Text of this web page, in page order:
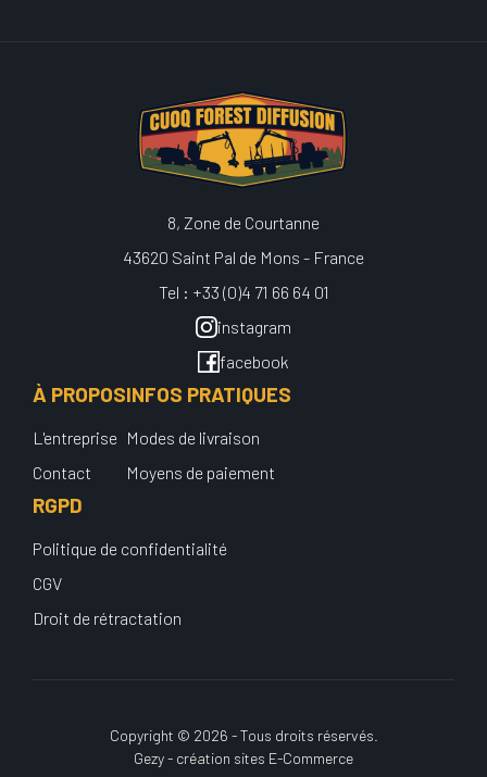
8, Zone de Courtanne
43620 Saint Pal de Mons - France
Tel : +33 (0)4 71 66 64 01
instagram
facebook
À PROPOS
L'entreprise
Contact
INFOS PRATIQUES
Modes de livraison
Moyens de paiement
RGPD
Politique de confidentialité
CGV
Droit de rétractation
Copyright © 2026 - Tous droits réservés.
Gezy - création sites E-Commerce